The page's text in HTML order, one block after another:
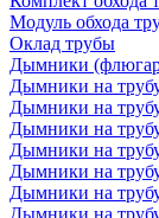
Модуль обхода
Оклад трубы
Дымники
Дымники на
Дымники на
Дымники на
Дымники на
Дымники на
Дымники на
Дымники на